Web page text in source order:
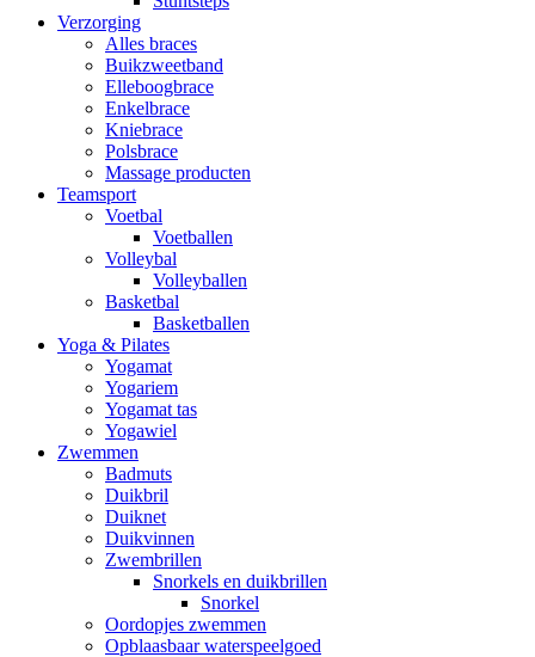
Verzorging
Alles braces
Buikzweetband
Elleboogbrace
Enkelbrace
Kniebrace
Polsbrace
Massage producten
Teamsport
Voetbal
Voetballen
Volleybal
Volleyballen
Basketbal
Basketballen
Yoga & Pilates
Yogamat
Yogariem
Yogamat tas
Yogawiel
Zwemmen
Badmuts
Duikbril
Duiknet
Duikvinnen
Zwembrillen
Snorkels en duikbrillen
Snorkel
Oordopjes zwemmen
Opblaasbaar waterspeelgoed